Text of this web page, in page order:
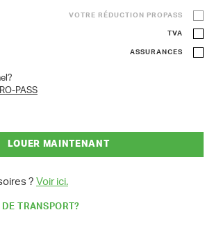
VOTRE RÉDUCTION PROPASS
TVA
ASSURANCES
PASS
LOUER MAINTENANT
? Voir ici.
TRANSPORT?